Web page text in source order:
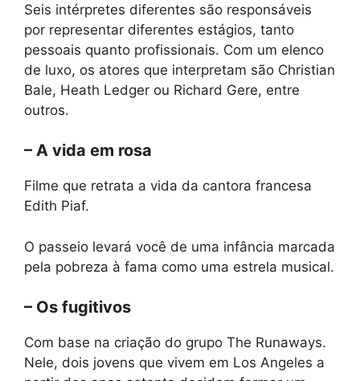
Seis intérpretes diferentes são responsáveis ​​
por representar diferentes estágios, tanto
pessoais quanto profissionais. Com um elenco
de luxo, os atores que interpretam são Christian
Bale, Heath Ledger ou Richard Gere, entre
outros.
– A vida em rosa
Filme que retrata a vida da cantora francesa
Edith Piaf.
O passeio levará você de uma infância marcada
pela pobreza à fama como uma estrela musical.
– Os fugitivos
Com base na criação do grupo The Runaways.
Nele, dois jovens que vivem em Los Angeles a